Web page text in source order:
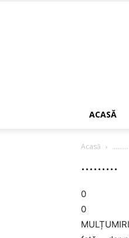
ACASĂ
Acasă .........
.........
0
0